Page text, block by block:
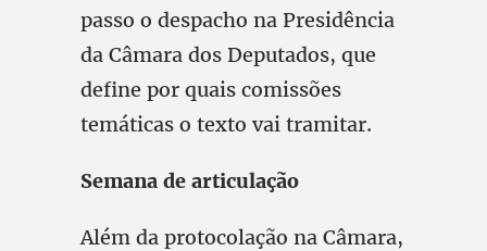
passo o despacho na Presidência
da Câmara dos Deputados, que
define por quais comissões
temáticas o texto vai tramitar.
Semana de articulação
Além da protocolação na Câmara,